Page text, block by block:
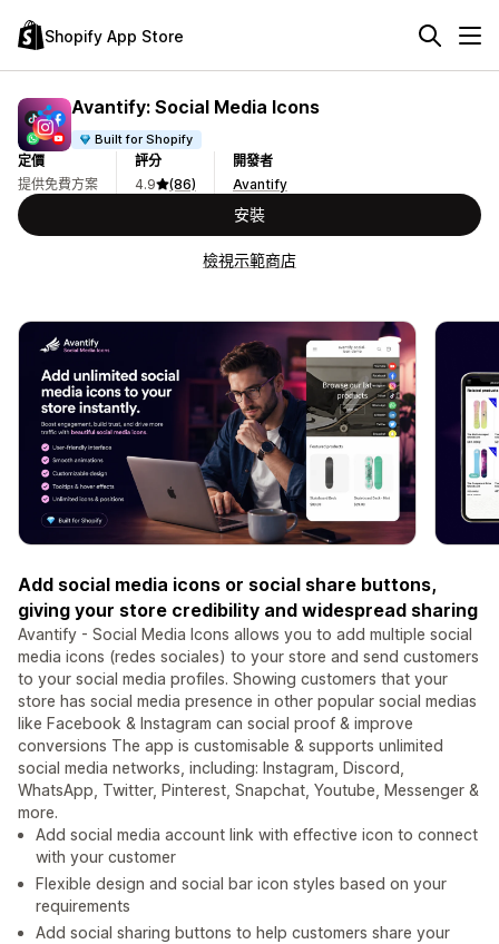
Shopify App Store
Avantify: Social Media Icons
Built for Shopify
定價
提供免費方案
評分
4.9
(86)
開發者
Avantify
安裝
檢視示範商店
Add social media icons or social share buttons,
giving your store credibility and widespread sharing
Avantify - Social Media Icons allows you to add multiple social
media icons (redes sociales) to your store and send customers
to your social media profiles. Showing customers that your
store has social media presence in other popular social medias
like Facebook & Instagram can social proof & improve
conversions The app is customisable & supports unlimited
social media networks, including: Instagram, Discord,
WhatsApp, Twitter, Pinterest, Snapchat, Youtube, Messenger &
more.
Add social media account link with effective icon to connect
with your customer
Flexible design and social bar icon styles based on your
requirements
Add social sharing buttons to help customers share your